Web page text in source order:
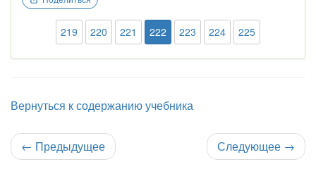
219 220 221 222 223 224 225
Вернуться к содержанию учебника
← Предыдущее Следующее →